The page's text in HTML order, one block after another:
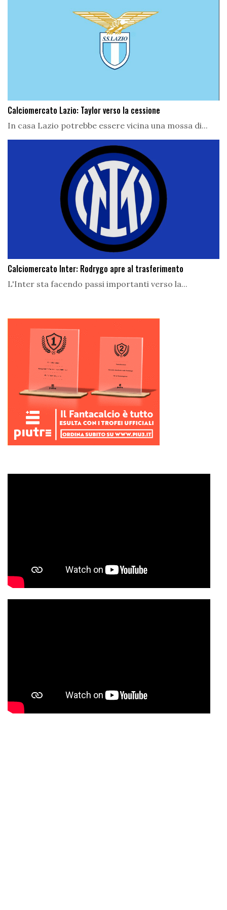
Calciomercato Lazio: Taylor verso la cessione
In casa Lazio potrebbe essere vicina una mossa di...
Calciomercato Inter: Rodrygo apre al trasferimento
L'Inter sta facendo passi importanti verso la...